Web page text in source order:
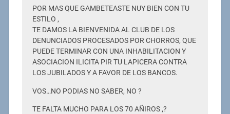
POR MAS QUE GAMBETEASTE NUY BIEN CON TU
ESTILO ,
TE DAMOS LA BIENVENIDA AL CLUB DE LOS
DENUNCIADOS PROCESADOS POR CHORROS, QUE
PUEDE TERMINAR CON UNA INHABILITACION Y
ASOCIACION ILICITA PIR TU LAPICERA CONTRA
LOS JUBILADOS Y A FAVOR DE LOS BANCOS.
VOS…NO PODIAS NO SABER, NO ?
TE FALTA MUCHO PARA LOS 70 AÑIROS ,?